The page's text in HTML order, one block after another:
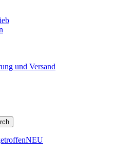
und Versand
NEU